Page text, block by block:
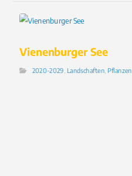
Vienenburger See
2020-2029, Landschaften, Pflanzen